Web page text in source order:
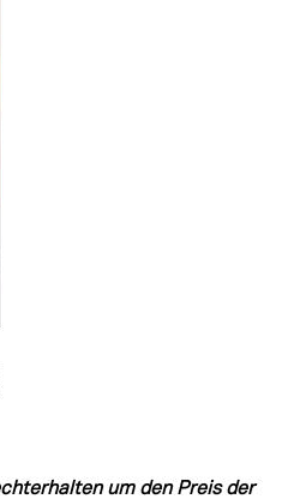
um den Preis der